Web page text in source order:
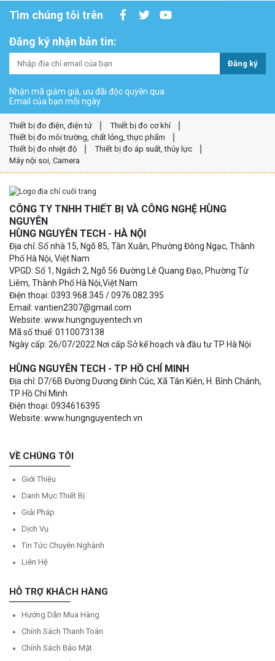
Tìm chúng tôi trên
Đăng ký nhận bản tin:
Đăng ký
Nhận mã giảm giá, ưu đãi độc quyền qua
Email của bạn mỗi ngày.
Thiết bị đo điện, điện tử
Thiết bị đo cơ khí
Thiết bị đo môi trường, chất lỏng, thực phẩm
Thiết bị đo nhiệt độ
Thiết bị đo áp suất, thủy lực
Máy nội soi, Camera
CÔNG TY TNHH THIẾT BỊ VÀ CÔNG NGHỆ HÙNG
NGUYÊN
HÙNG NGUYÊN TECH - HÀ NỘI
Địa chỉ: Số nhà 15, Ngõ 85, Tân Xuân, Phường Đông Ngạc, Thành
Phố Hà Nội, Việt Nam
VPGD: Số 1, Ngách 2, Ngõ 56 Đường Lê Quang Đạo, Phường Từ
Liêm, Thành Phố Hà Nội,Việt Nam
Điện thoại: 0393.968.345 / 0976.082.395
Email: vantien2307@gmail.com
Website: www.hungnguyentech.vn
Mã số thuế: 0110073138
Ngày cấp: 26/07/2022 Nơi cấp Sở kế hoạch và đầu tư TP Hà Nội
HÙNG NGUYÊN TECH - TP HỒ CHÍ MINH
Địa chỉ: D7/6B Đường Dương Đình Cúc, Xã Tân Kiên, H. Bình Chánh,
TP Hồ Chí Minh
Điện thoại: 0934616395
Website: www.hungnguyentech.vn
VỀ CHÚNG TÔI
Giới Thiệu
Danh Mục Thiết Bị
Giải Pháp
Dịch Vụ
Tin Tức Chuyên Nghành
Liên Hệ
HỖ TRỢ KHÁCH HÀNG
Hướng Dẫn Mua Hàng
Chính Sách Thanh Toán
Chính Sách Bảo Mật